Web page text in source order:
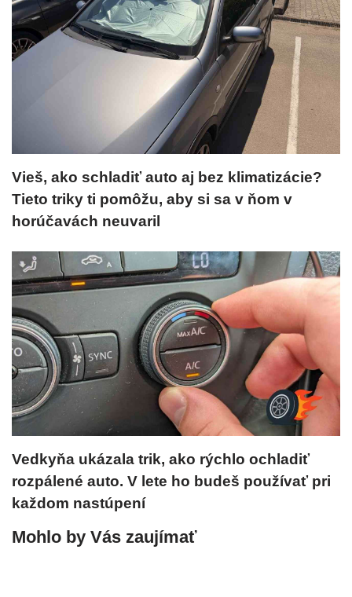
Vieš, ako schladiť auto aj bez klimatizácie?
Tieto triky ti pomôžu, aby si sa v ňom v
horúčavách neuvaril
Vedkyňa ukázala trik, ako rýchlo ochladiť
rozpálené auto. V lete ho budeš používať pri
každom nastúpení
Mohlo by Vás zaujímať